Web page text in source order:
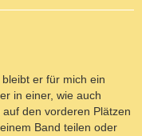
er für mich ein
in einer, wie auch
den vorderen Plätzen
Band teilen oder